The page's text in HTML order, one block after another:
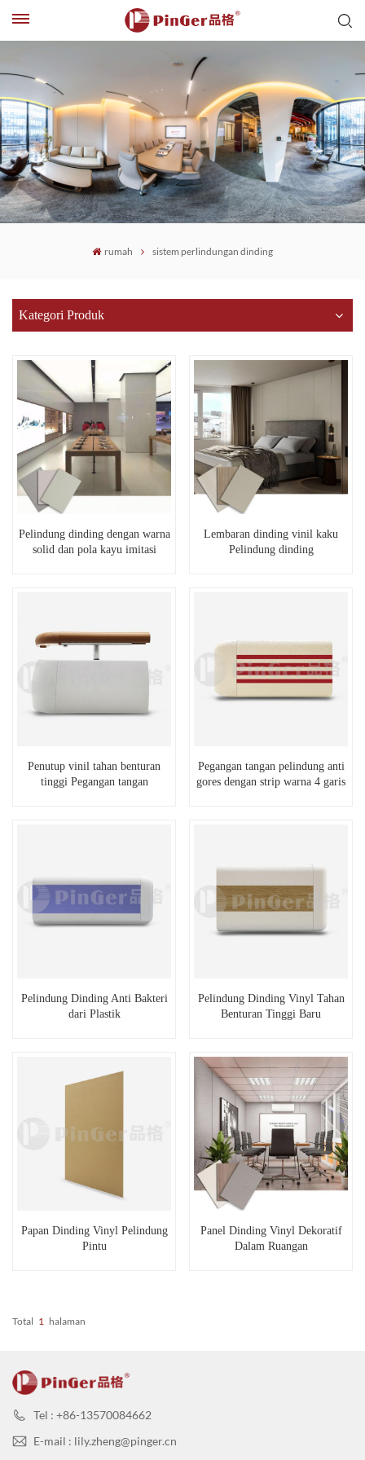
rumah sistem perlindungan dinding
Kategori Produk
Pelindung dinding dengan warna
solid dan pola kayu imitasi
Lembaran dinding vinil kaku
Pelindung dinding
Penutup vinil tahan benturan
tinggi Pegangan tangan
Pegangan tangan pelindung anti
gores dengan strip warna 4 garis
Pelindung Dinding Anti Bakteri
dari Plastik
Pelindung Dinding Vinyl Tahan
Benturan Tinggi Baru
Papan Dinding Vinyl Pelindung
Pintu
Panel Dinding Vinyl Dekoratif
Dalam Ruangan
Total 1 Halaman
Tel : +86-13570084662
E-mail : lily.zheng@pinger.cn